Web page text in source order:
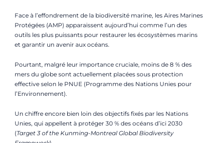
Face à l’effondrement de la biodiversité marine, les Aires Marines
Protégées (AMP) apparaissent aujourd’hui comme l’un des
outils les plus puissants pour restaurer les écosystèmes marins
et garantir un avenir aux océans.
Pourtant, malgré leur importance cruciale, moins de 8 % des
mers du globe sont actuellement placées sous protection
effective selon le PNUE (Programme des Nations Unies pour
l’Environnement).
Un chiffre encore bien loin des objectifs fixés par les Nations
Unies, qui appellent à protéger 30 % des océans d’ici 2030
(Target 3 of the Kunming-Montreal Global Biodiversity